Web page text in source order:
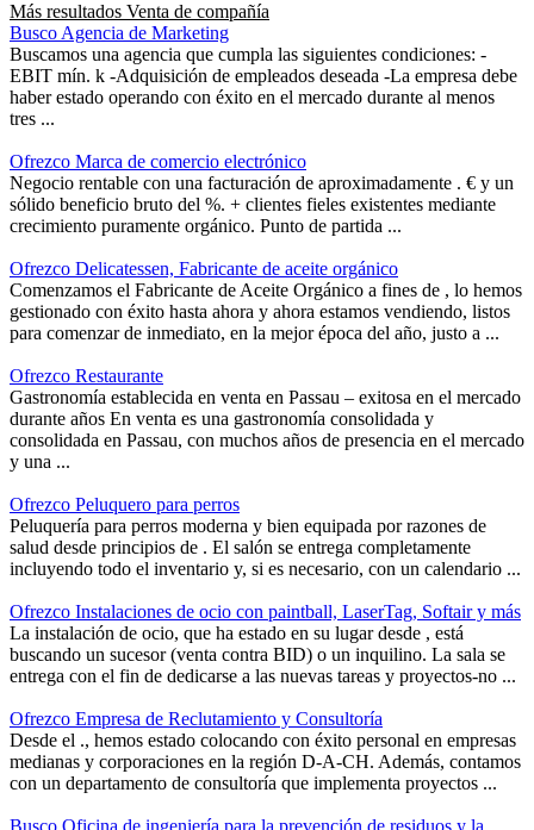
Más resultados Venta de compañía
Busco Agencia de Marketing
Buscamos una agencia que cumpla las siguientes condiciones: -
EBIT mín. k -Adquisición de empleados deseada -La empresa debe
haber estado operando con éxito en el mercado durante al menos
tres ...
Ofrezco Marca de comercio electrónico
Negocio rentable con una facturación de aproximadamente . € y un
sólido beneficio bruto del %. + clientes fieles existentes mediante
crecimiento puramente orgánico. Punto de partida ...
Ofrezco Delicatessen, Fabricante de aceite orgánico
Comenzamos el Fabricante de Aceite Orgánico a fines de , lo hemos
gestionado con éxito hasta ahora y ahora estamos vendiendo, listos
para comenzar de inmediato, en la mejor época del año, justo a ...
Ofrezco Restaurante
Gastronomía establecida en venta en Passau – exitosa en el mercado
durante años En venta es una gastronomía consolidada y
consolidada en Passau, con muchos años de presencia en el mercado
y una ...
Ofrezco Peluquero para perros
Peluquería para perros moderna y bien equipada por razones de
salud desde principios de . El salón se entrega completamente
incluyendo todo el inventario y, si es necesario, con un calendario ...
Ofrezco Instalaciones de ocio con paintball, LaserTag, Softair y más
La instalación de ocio, que ha estado en su lugar desde , está
buscando un sucesor (venta contra BID) o un inquilino. La sala se
entrega con el fin de dedicarse a las nuevas tareas y proyectos-no ...
Ofrezco Empresa de Reclutamiento y Consultoría
Desde el ., hemos estado colocando con éxito personal en empresas
medianas y corporaciones en la región D-A-CH. Además, contamos
con un departamento de consultoría que implementa proyectos ...
Busco Oficina de ingeniería para la prevención de residuos y la